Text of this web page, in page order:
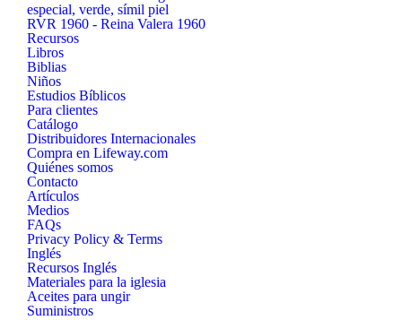
especial, verde, símil piel
RVR 1960 - Reina Valera 1960
Recursos
Libros
Biblias
Niños
Estudios Bíblicos
Para clientes
Catálogo
Distribuidores Internacionales
Compra en Lifeway.com
Quiénes somos
Contacto
Artículos
Medios
FAQs
Privacy Policy & Terms
Inglés
Recursos Inglés
Materiales para la iglesia
Aceites para ungir
Suministros